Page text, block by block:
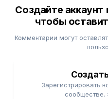
Создайте аккаунт
чтобы
Комментарии могут
Зарегистрировать
сообществе.